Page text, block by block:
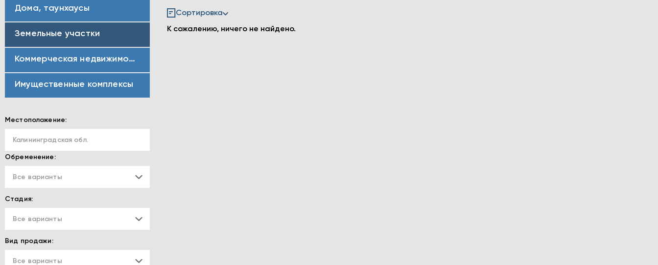
Дома, таунхаусы
Земельные участки
Коммерческая недвижимость
Имущественные комплексы
Местоположение:
Калининградская обл.
Обременение:
Все варианты
Стадия:
Все варианты
Вид продажи:
Все варианты
Сортировка
К сожалению, ничего не найдено.